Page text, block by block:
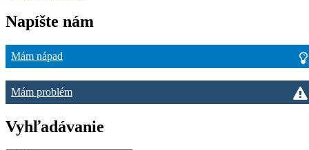
Napíšte nám
Mám nápad
Mám problém
Vyhľadávanie